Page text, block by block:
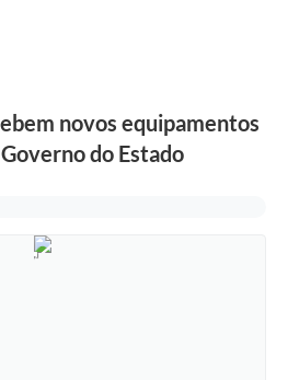
novos equipamentos
do Estado